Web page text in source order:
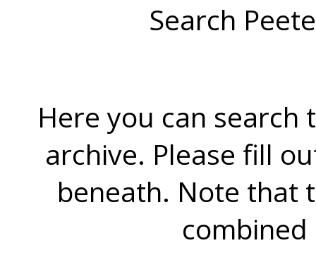
Search
Here you can search
archive. Please fill
beneath. Note that
combined